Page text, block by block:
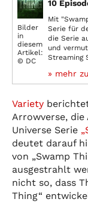
Bilder
in
diesem
Artikel:
© DC
10
Mit
Serie für
die Serie
und
Streaming
» mehr
Variety
Arrowverse,
Universe Serie
deutet darauf
von „Swamp
ausgestrahlt
nicht so, dass
Thing“